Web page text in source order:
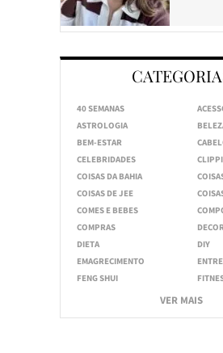
40 SEMANAS
ASTROLOGIA
BEM-ESTAR
CELEBRIDADES
COISAS DA BAHIA
COISAS DE JEE
COMES E BEBES
COMPRAS
DIETA
DIY
EMAGRECIMENTO
FENG SHUI
VER MAIS